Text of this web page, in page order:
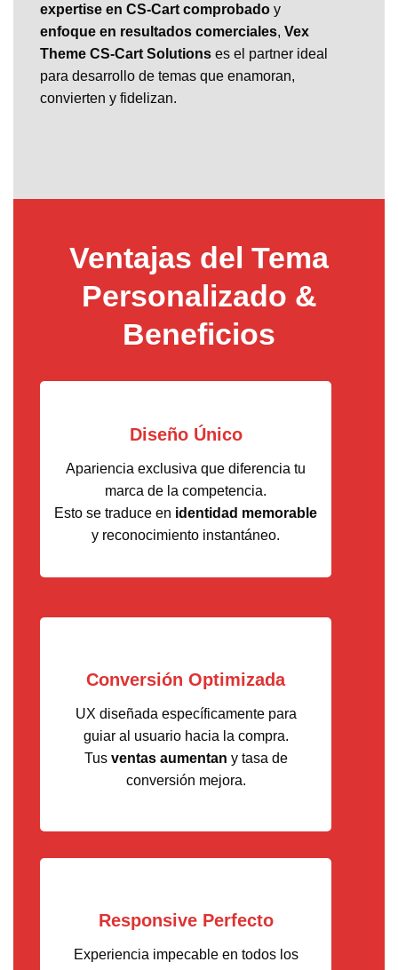
expertise en CS-Cart comprobado y
enfoque en resultados comerciales, Vex
Theme CS-Cart Solutions es el partner ideal
para desarrollo de temas que enamoran,
convierten y fidelizan.
Ventajas del Tema
Personalizado &
Beneficios
Diseño Único
Apariencia exclusiva que diferencia tu
marca de la competencia.
Esto se traduce en identidad memorable
y reconocimiento instantáneo.
Conversión Optimizada
UX diseñada específicamente para
guiar al usuario hacia la compra.
Tus ventas aumentan y tasa de
conversión mejora.
Responsive Perfecto
Experiencia impecable en todos los